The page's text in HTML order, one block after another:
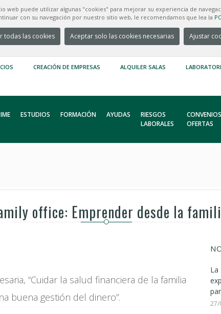
web puede utilizar algunas "cookies" para mejorar su experiencia de
con su navegación por nuestro sitio web, le recomendamos que lea la
todas las cookies Aceptar solo las cookies necesarias Ajustar
CREACIÓN DE EMPRESAS ALQUILER SALAS
ESTUDIOS FORMACIÓN AYUDAS
RIESGOS
LABORALES
OFERTAS
office: Emprender desde la
“Cuidar la salud financiera de la familia
buena gestión del dinero”.
La
27/